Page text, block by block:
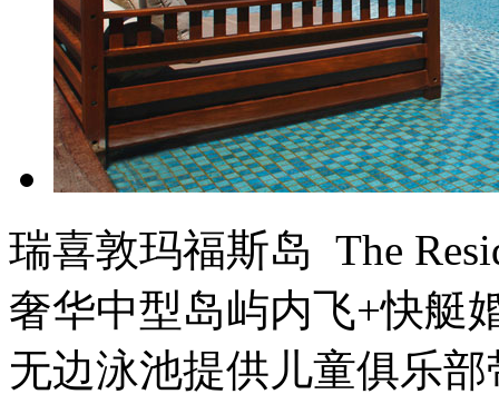
瑞喜敦玛福斯岛 The
奢华中型岛屿内飞+快艇
无边泳池提供儿童俱乐部